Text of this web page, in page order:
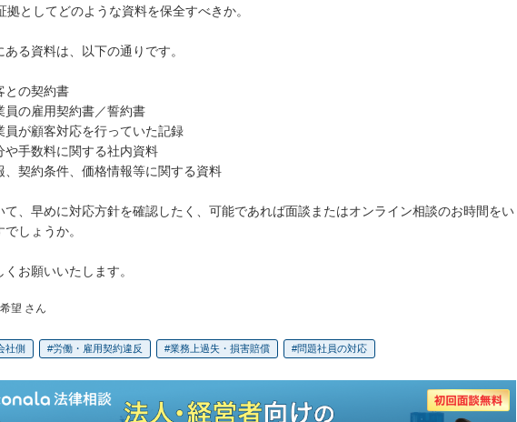
拠としてどのような資料を保全すべきか。
る資料は、以下の通りです。
との契約書
員の雇用契約書／誓約書
員が顧客対応を行っていた記録
や手数料に関する社内資料
、契約条件、価格情報等に関する資料
て、早めに対応方針を確認したく、可能であれば面談またはオンライン相談のお時間をい
しょうか。
お願いいたします。
望 さん
社側 労働・雇用契約違反 業務上過失・損害賠償 問題社員の対応